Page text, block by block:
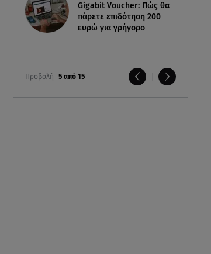
Gigabit Voucher: Πώς θα
πάρετε επιδότηση 200
ευρώ για γρήγορο
Προβολή 5 από 15